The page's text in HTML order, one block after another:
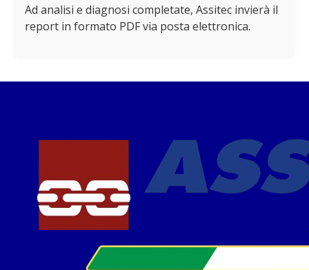
Ad analisi e diagnosi completate, Assitec invierà il
report in formato PDF via posta elettronica.